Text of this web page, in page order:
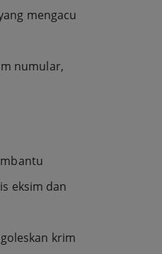
mengacu
numular,
eksim dan
krim